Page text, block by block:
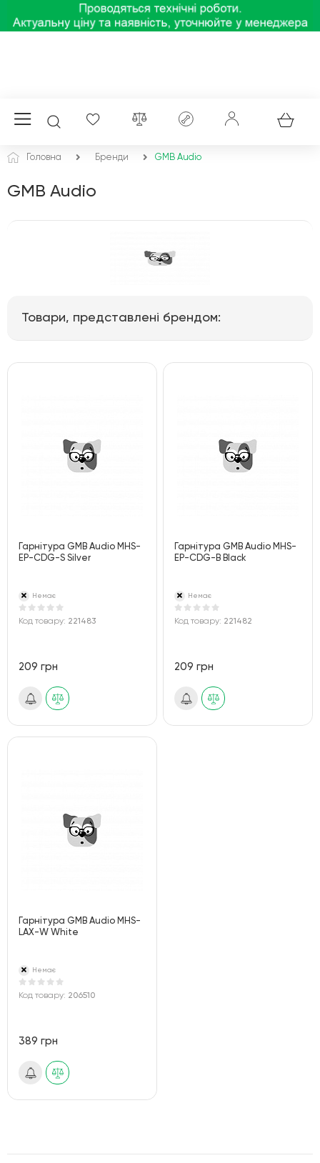
Головна Бренди GMB Audio
GMB Audio
Товари, представлені брендом:
Гарнітура GMB Audio MHS-
EP-CDG-S Silver
Немає
Код товару: 221483
209 грн
Гарнітура GMB Audio MHS-
EP-CDG-B Black
Немає
Код товару: 221482
209 грн
Гарнітура GMB Audio MHS-
LAX-W White
Немає
Код товару: 206510
389 грн